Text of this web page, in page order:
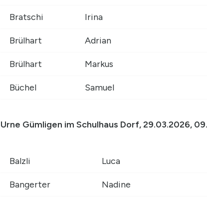
Bratschi Irina
Brülhart Adrian
Brülhart Markus
Büchel Samuel
Urne Gümligen im Schulhaus Dorf, 29.03.2026,
Balzli Luca
Bangerter Nadine